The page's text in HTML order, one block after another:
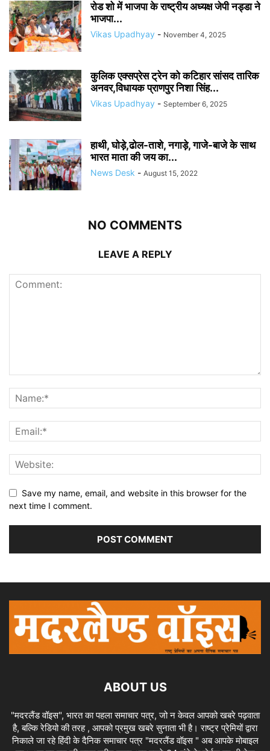
रोड शो में भाजपा के राष्ट्रीय अध्यक्ष जेपी नड्डा ने
भाजपा...
Vikas Upadhyay - November 4, 2025
कुलिक एक्सप्रेस ट्रेन को कटिहार सांसद तारिक
अनवर,विधायक प्राणपुर निशा सिंह...
Vikas Upadhyay - September 6, 2025
हाथी, घोड़े,ढोल-ताशे, नगाड़े, गाजे-बाजे के साथ
भारत माता की जय का...
News Desk - August 15, 2022
NO COMMENTS
LEAVE A REPLY
Save my name, email, and website in this browser for the
next time I comment.
ABOUT US
"मदरलैंड वॉइस", भारत का पहला समाचार पत्र, जो न केवल आपको खबरे पढ़वाता
है, बल्कि रेडियो की तरह , आपको प्रमुख खबरे सुनाता भी है। राष्ट्र प्रेमियों द्वारा
निकाले जा रहे हिंदी के दैनिक समाचार पत्र "मदरलैंड वॉइस " अब आपके मोबाइल